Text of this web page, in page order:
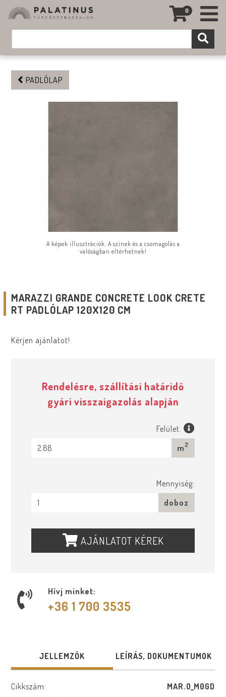
0
PADLÓLAP
A képek illusztrációk. A színek és a csomagolás a
valóságban eltérhetnek!
MARAZZI GRANDE CONCRETE LOOK CRETE
RT PADLÓLAP 120X120 CM
Kérjen ajánlatot!
Rendelésre, szállítási határidő
gyári visszaigazolás alapján
Felület:
m 2
Mennyiség:
doboz
AJÁNLATOT KÉREK
Hívj minket:
+36 1 700 3535
JELLEMZŐK LEÍRÁS, DOKUMENTUMOK
Cikkszám:
MAR.O_M0GD